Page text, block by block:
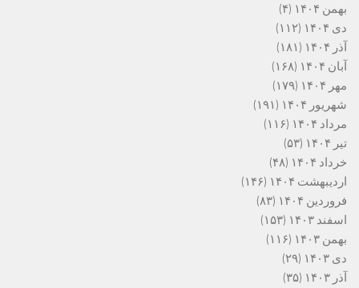
بهمن ۱۴۰۴
(۴)
دی ۱۴۰۴
(۱۱۲)
آذر ۱۴۰۴
(۱۸۱)
آبان ۱۴۰۴
(۱۶۸)
مهر ۱۴۰۴
(۱۷۹)
شهریور ۱۴۰۴
(۱۹۱)
مرداد ۱۴۰۴
(۱۱۶)
تیر ۱۴۰۴
(۵۳)
خرداد ۱۴۰۴
(۴۸)
اردیبهشت ۱۴۰۴
(۱۴۶)
فروردین ۱۴۰۴
(۸۳)
اسفند ۱۴۰۳
(۱۵۳)
بهمن ۱۴۰۳
(۱۱۶)
دی ۱۴۰۳
(۲۹)
آذر ۱۴۰۳
(۳۵)